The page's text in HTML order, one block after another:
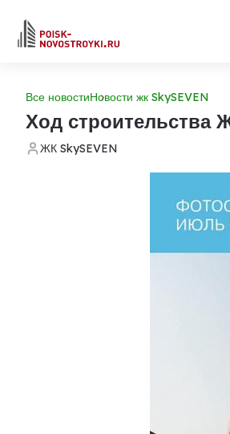
Все новостиНовости жк SkySEVEN
Ход строительства
ЖК SkySEVEN